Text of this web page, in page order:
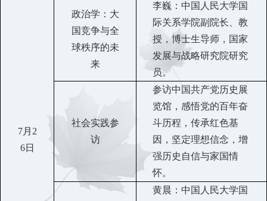
7月 2
6日
政治学：大
国竞争与全
球秩序的未
来
李巍：中国人民大学国
际关系学院副院长、教
授，博士生导师，国家
发展与战略研究院研究
员。
社会实践参
访
参访中国共产党历史展
览馆， 感悟党的百年奋
斗历程，传承红色基
因，坚定理想信念，增
强历史自信与家国情
怀。
黄晨：中国人民大学国